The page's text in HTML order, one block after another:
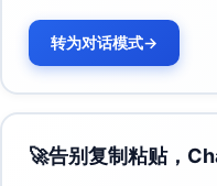
来源与估算说明：
价格与价值驱动
以$29.99切入具
波特五力（定性）
转为对话模式→
🚀告别复制粘贴，